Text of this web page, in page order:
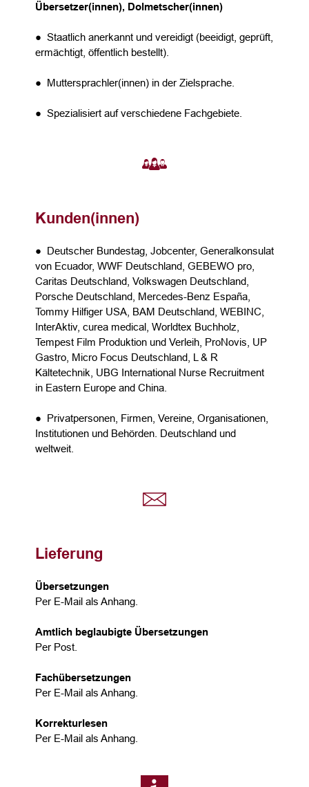
Übersetzer(innen), Dolmetscher(innen)
● Staatlich anerkannt und vereidigt (beeidigt, geprüft,
ermächtigt, öffentlich bestellt).
● Muttersprachler(innen) in der Zielsprache.
● Spezialisiert auf verschiedene Fachgebiete.
Kunden(innen)
● Deutscher Bundestag, Jobcenter, Generalkonsulat
von Ecuador, WWF Deutschland, GEBEWO pro,
Caritas Deutschland, Volkswagen Deutschland,
Porsche Deutschland, Mercedes-Benz España,
Tommy Hilfiger USA, BAM Deutschland, WEBINC,
InterAktiv, curea medical, Worldtex Buchholz,
Tempest Film Produktion und Verleih, ProNovis, UP
Gastro, Micro Focus Deutschland, L & R
Kältetechnik, UBG International Nurse Recruitment
in Eastern Europe and China.
● Privatpersonen, Firmen, Vereine, Organisationen,
Institutionen und Behörden. Deutschland und
weltweit.
Lieferung
Übersetzungen
Per E-Mail als Anhang.
Amtlich beglaubigte Übersetzungen
Per Post.
Fachübersetzungen
Per E-Mail als Anhang.
Korrekturlesen
Per E-Mail als Anhang.